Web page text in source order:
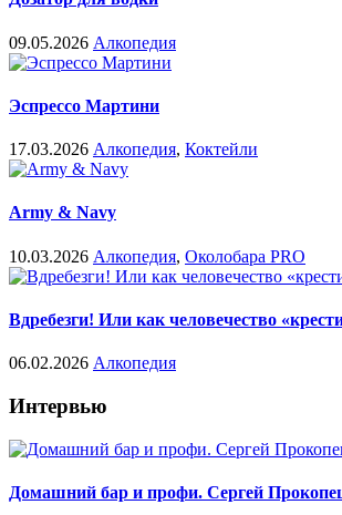
09.05.2026 Алкопедия
Эспрессо Мартини
17.03.2026 Алкопедия, Коктейли
Army & Navy
10.03.2026 Алкопедия, Околобара PRO
Вдребезги! Или как человечество
06.02.2026 Алкопедия
Интервью
Домашний бар и профи. Сергей